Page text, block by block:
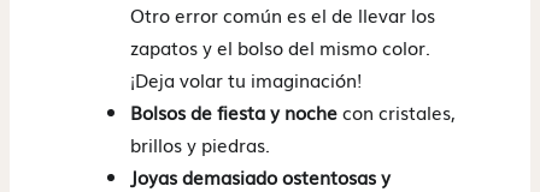
Otro error común es el de llevar los
zapatos y el bolso del mismo color.
¡Deja volar tu imaginación!
Bolsos de fiesta y nochecon cristales,
brillos y piedras.
Joyas demasiado ostentosas y